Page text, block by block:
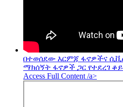
በተወሰደው እርምጃ ፋኖዎችና
ማክሰኝት ፋኖዎች ጋር የተደረገ
Access Full Content /a>